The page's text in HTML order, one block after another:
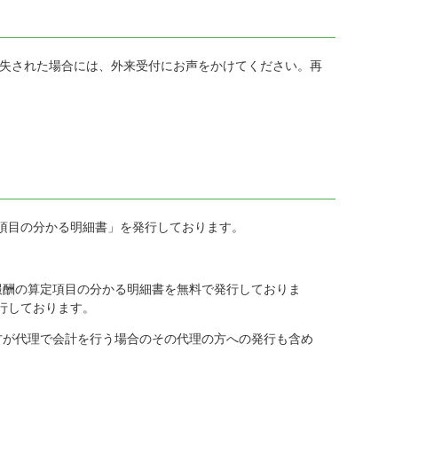
された場合には、外来受付にお声をかけてください。再
の分かる明細書」を発行しております。
の算定項目の分かる明細書を無料で発行しておりま
ております。
代理で会計を行う場合のその代理の方への発行も含め